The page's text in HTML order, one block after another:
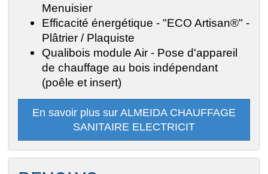
Menuisier
Efficacité énergétique - "ECO Artisan®" -
Plâtrier / Plaquiste
Qualibois module Air - Pose d'appareil
de chauffage au bois indépendant
(poêle et insert)
En savoir plus sur ALMEIDA CHAUFFAGE
SANITAIRE ELECTRICIT